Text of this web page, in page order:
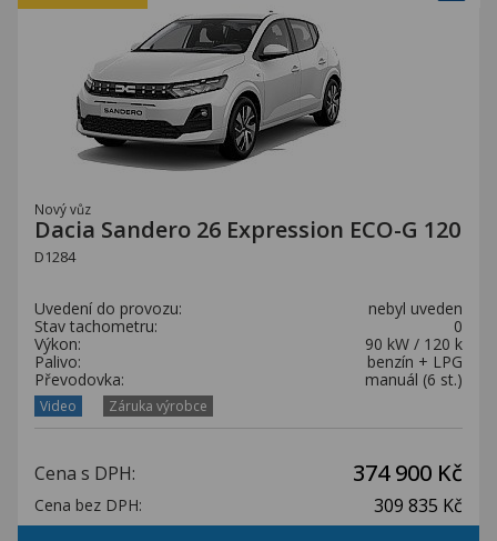
Nový vůz
Dacia Sandero 26 Expression ECO-G 120
D1284
Uvedení do provozu:
nebyl uveden
Stav tachometru:
0
Výkon:
90 kW / 120 k
Palivo:
benzín + LPG
Převodovka:
manuál (6 st.)
Video Záruka výrobce
Cena s DPH: 374 900 Kč
Cena bez DPH: 309 835 Kč